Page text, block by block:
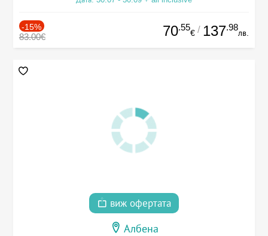
-15%
83.00€ 70.55
€ / 137.98
лв.
виж офертата
Албена